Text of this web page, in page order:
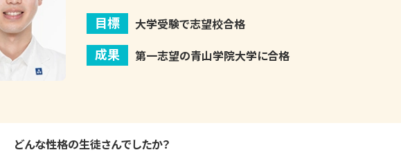
目標 大学受験で志望校合格
成果 第一志望の青山学院大学に合格
どんな性格の生徒さんでしたか？